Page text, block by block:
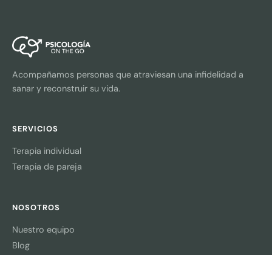
Acompañamos personas que atraviesan una infidelidad a
sanar y reconstruir su vida.
SERVICIOS
Terapia individual
Terapia de pareja
NOSOTROS
Nuestro equipo
Blog